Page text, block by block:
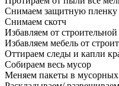
Снимаем защитную пленку
Снимаем скотч
Избавляем от
Избавляем мебель от
Оттираем следы и капли
Собираем весь мусор
Меняем пакеты в мусорных